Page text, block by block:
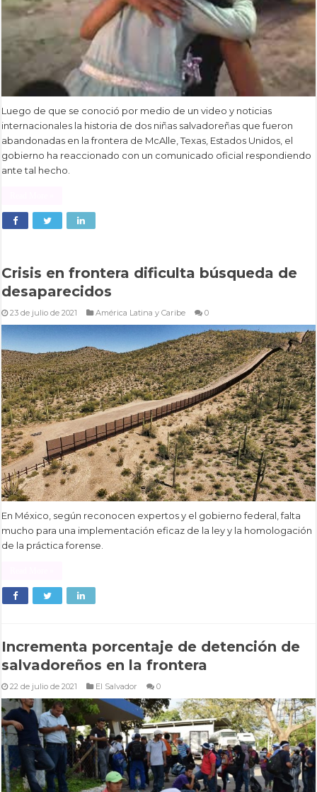
Luego de que se conoció por medio de un video y noticias
internacionales la historia de dos niñas salvadoreñas que fueron
abandonadas en la frontera de McAlle, Texas, Estados Unidos, el
gobierno ha reaccionado con un comunicado oficial respondiendo
ante tal hecho.
Crisis en frontera dificulta búsqueda de
desaparecidos
23 de julio de 2021 América Latina y Caribe 0
En México, según reconocen expertos y el gobierno federal, falta
mucho para una implementación eficaz de la ley y la homologación
de la práctica forense.
Incrementa porcentaje de detención de
salvadoreños en la frontera
22 de julio de 2021 El Salvador 0